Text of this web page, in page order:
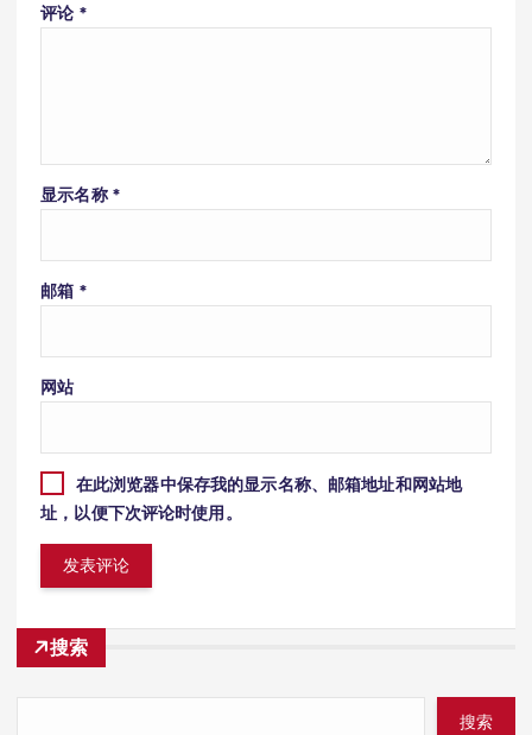
评论 *
显示名称 *
邮箱 *
网站
在此浏览器中保存我的显示名称、邮箱地址和网站地
址，以便下次评论时使用。
搜索
搜索